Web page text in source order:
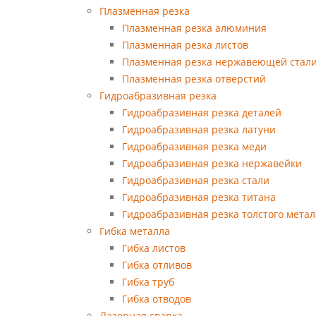
Плазменная резка
Плазменная резка алюминия
Плазменная резка листов
Плазменная резка нержавеющей
Плазменная резка отверстий
Гидроабразивная резка
Гидроабразивная резка деталей
Гидроабразивная резка латуни
Гидроабразивная резка меди
Гидроабразивная резка нержавейки
Гидроабразивная резка стали
Гидроабразивная резка титана
Гидроабразивная резка толстого
Гибка металла
Гибка листов
Гибка отливов
Гибка труб
Гибка отводов